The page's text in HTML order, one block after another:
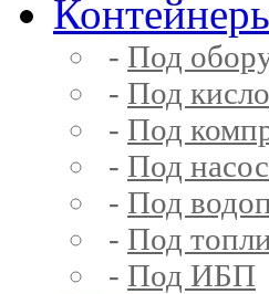
- Под
- Под
- Под
- Под
- Под
- Под
- Под ИБП